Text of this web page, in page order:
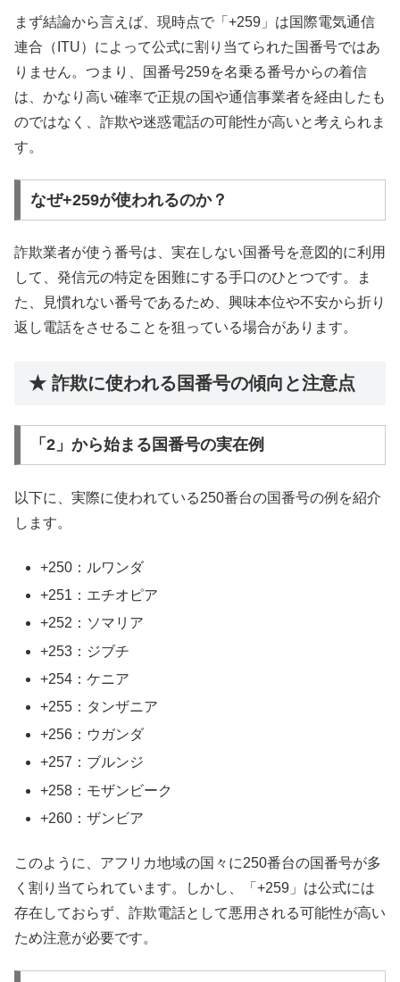
まず結論から言えば、現時点で「+259」は国際電気通信
連合（ITU）によって公式に割り当てられた国番号ではあ
りません。つまり、国番号259を名乗る番号からの着信
は、かなり高い確率で正規の国や通信事業者を経由したも
のではなく、詐欺や迷惑電話の可能性が高いと考えられま
す。
なぜ+259が使われるのか？
詐欺業者が使う番号は、実在しない国番号を意図的に利用
して、発信元の特定を困難にする手口のひとつです。ま
た、見慣れない番号であるため、興味本位や不安から折り
返し電話をさせることを狙っている場合があります。
★ 詐欺に使われる国番号の傾向と注意点
「2」から始まる国番号の実在例
以下に、実際に使われている250番台の国番号の例を紹介
します。
+250：ルワンダ
+251：エチオピア
+252：ソマリア
+253：ジブチ
+254：ケニア
+255：タンザニア
+256：ウガンダ
+257：ブルンジ
+258：モザンビーク
+260：ザンビア
このように、アフリカ地域の国々に250番台の国番号が多
く割り当てられています。しかし、「+259」は公式には
存在しておらず、詐欺電話として悪用される可能性が高い
ため注意が必要です。